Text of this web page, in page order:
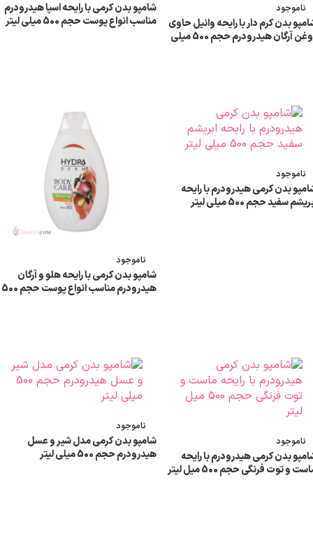
ناموجود
بدن کرم دار با رایحه وانیل حاوی
روغن آرگان هیدرودرم حجم 500 میلی
شامپو بدن کرمی با رایحه اسپا هیدرودرم
مناسب انواع پوست حجم 500 میلی لیتر
ناموجود
بدن کرمی هیدرودرم با رایحه
سفید حجم 500 میلی لیتر
ناموجود
شامپو بدن کرمی با رایحه هلو و آرگان
هیدرودرم مناسب انواع پوست حجم 500
ناموجود
بدن کرمی هیدرودرم با رایحه
و توت فرنگی حجم 500 میل لیتر
ناموجود
شامپو بدن کرمی مدل شیر و عسل
هیدرودرم حجم 500 میلی لیتر